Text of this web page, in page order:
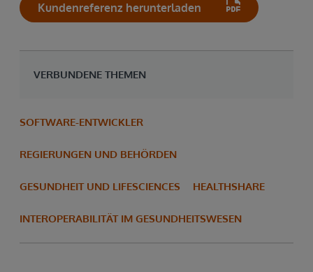
Kundenreferenz herunterladen
VERBUNDENE THEMEN
SOFTWARE-ENTWICKLER
REGIERUNGEN UND BEHÖRDEN
GESUNDHEIT UND LIFESCIENCES HEALTHSHARE
INTEROPERABILITÄT IM GESUNDHEITSWESEN